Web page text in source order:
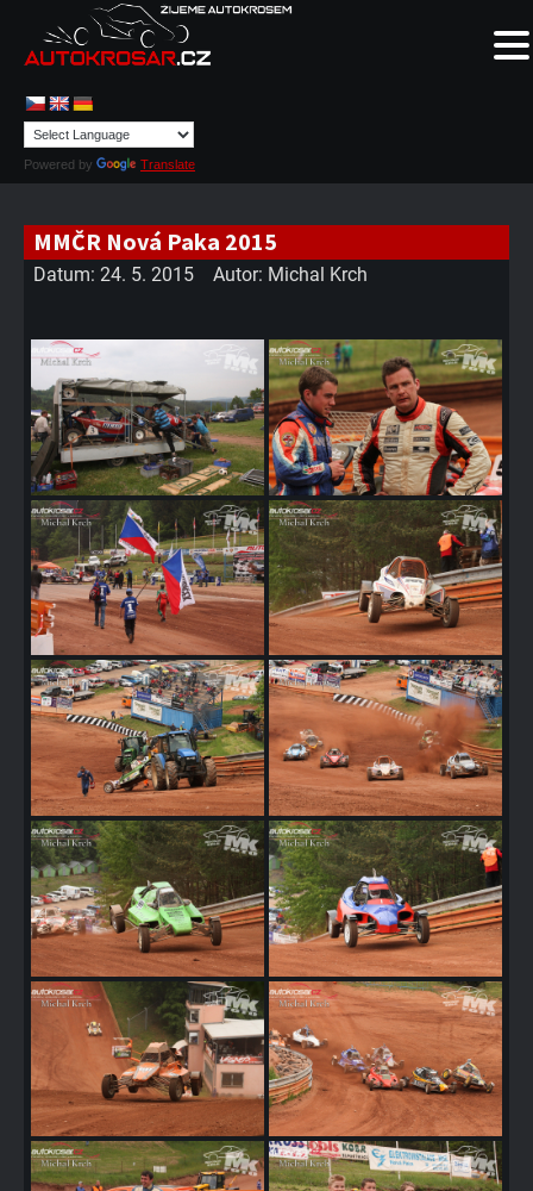
Powered by Translate
MMČR Nová Paka 2015
Datum: 24. 5. 2015 Autor: Michal Krch